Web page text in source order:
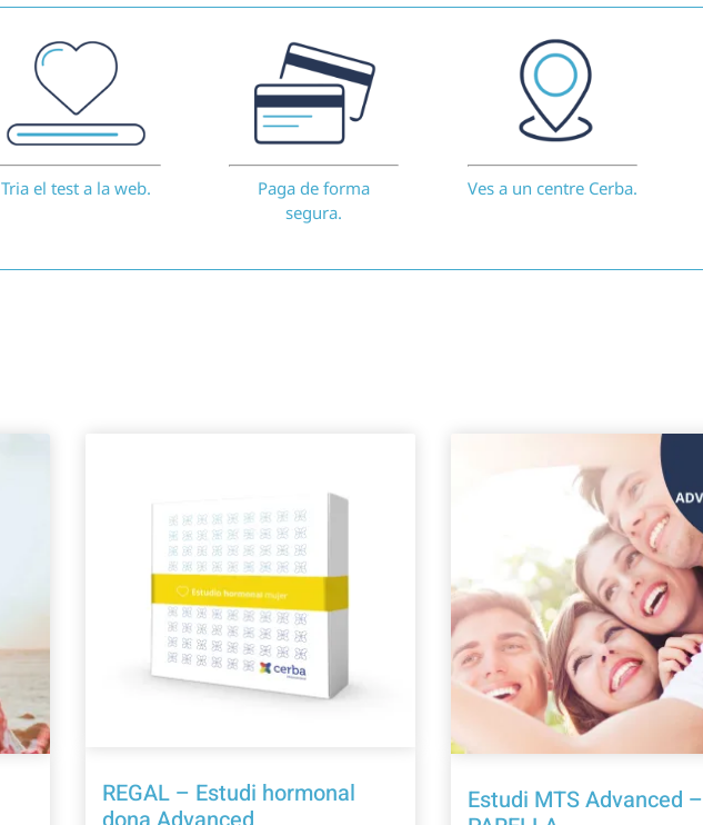
Tria el test a la web.
Paga de forma
segura.
Ves a un centre Cerba.
REGAL – Estudi hormonal
Estudi MTS Advanced –